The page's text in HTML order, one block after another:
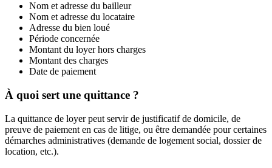
Nom et adresse du bailleur
Nom et adresse du locataire
Adresse du bien loué
Période concernée
Montant du loyer hors charges
Montant des charges
Date de paiement
À quoi sert une quittance ?
La quittance de loyer peut servir de justificatif de domicile, de
preuve de paiement en cas de litige, ou être demandée pour certaines
démarches administratives (demande de logement social, dossier de
location, etc.).